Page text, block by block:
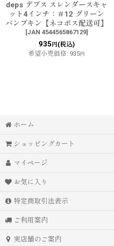
deps デプス スレンダースキャ
ット4インチ：＃12 グリーン
パンプキン【ネコポス配送可】
[JAN 4544565867129]
935 円(税込)
希望小売価格: 935円
ホーム
ショッピングカート
マイページ
お気に入り
特定商取引法表示
ご利用案内
実店舗のご案内